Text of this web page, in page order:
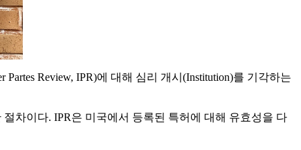
Review, IPR)에 대해 심리 개시(Institution)를 기각하는
차이다. IPR은 미국에서 등록된 특허에 대해 유효성을 다